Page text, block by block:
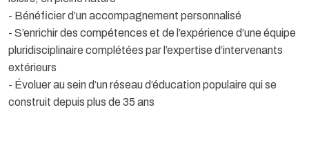
- Bénéficier d’un accompagnement personnalisé
- S’enrichir des compétences et de l’expérience d’une équipe
pluridisciplinaire complétées par l’expertise d’intervenants
extérieurs
- Évoluer au sein d’un réseau d’éducation populaire qui se
construit depuis plus de 35 ans